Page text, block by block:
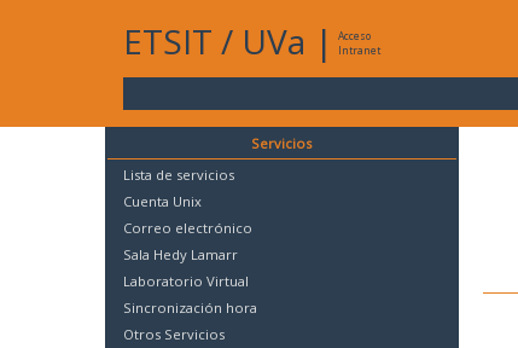
ETSIT / UVa |
Acceso
Intranet
Servicios
Lista de servicios
Cuenta Unix
Correo electrónico
Sala Hedy Lamarr
Laboratorio Virtual
Sincronización hora
Otros Servicios